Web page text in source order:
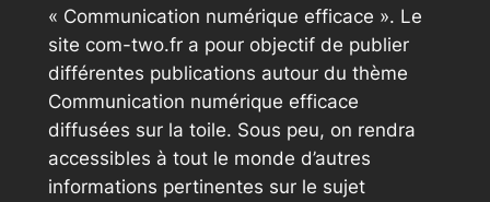
« Communication numérique efficace ». Le
site com-two.fr a pour objectif de publier
différentes publications autour du thème
Communication numérique efficace
diffusées sur la toile. Sous peu, on rendra
accessibles à tout le monde d’autres
informations pertinentes sur le sujet